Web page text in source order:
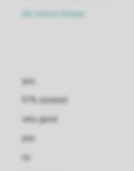
Ski school Krainer
yes
97% snowed
very good
yes
no